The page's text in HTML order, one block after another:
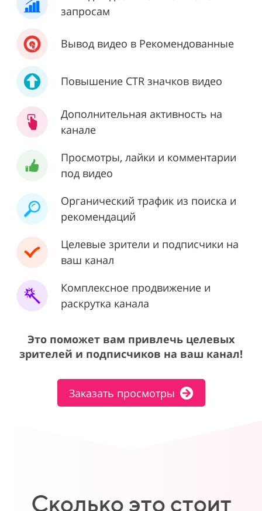
запросам
Вывод видео в Рекомендованные
Повышение CTR значков видео
Дополнительная активность на
канале
Просмотры, лайки и комментарии
под видео
Органический трафик из поиска и
рекомендаций
Целевые зрители и подписчики на
ваш канал
Комплексное продвижение и
раскрутка канала
Это поможет вам привлечь целевых
зрителей и подписчиков на ваш канал!
Заказать просмотры
Сколько это стоит